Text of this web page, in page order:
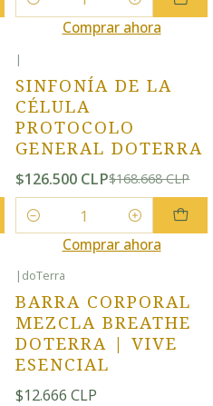
Cantidad
Comprar ahora
|
SINFONÍA DE LA
CÉLULA
PROTOCOLO
GENERAL DOTERRA
$126.500 CLP$168.668 CLP
Cantidad
Comprar ahora
| doTerra
BARRA CORPORAL
MEZCLA BREATHE
DOTERRA | VIVE
ESENCIAL
$12.666 CLP